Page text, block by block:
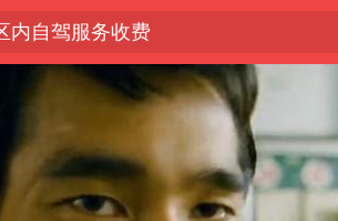
内自驾服务收费
体验
高处跳下致骨折
刑案嫌疑人落网